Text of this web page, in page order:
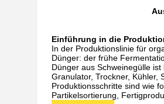
Einführung in die
In der Produktionslinie für
Dünger: der frühe
Dünger aus Schweinegülle
Granulator, Trockner, Kühler,
Produktionsschritte sind wie
Partikelsortierung,